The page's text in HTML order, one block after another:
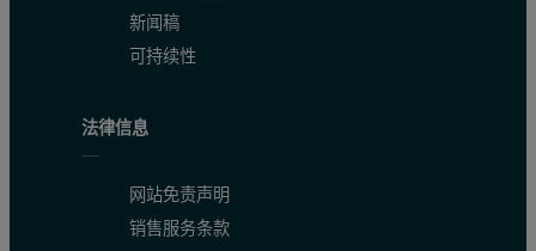
新闻稿
可持续性
法律信息
网站免责声明
销售服务条款